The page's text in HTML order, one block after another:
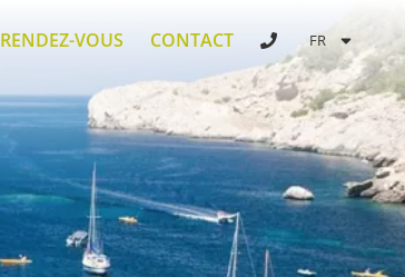
RENDEZ-VOUS CONTACT FR